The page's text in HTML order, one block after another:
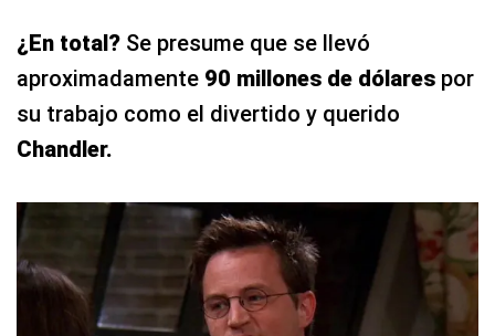
¿En total? Se presume que se llevó
aproximadamente 90 millones de dólares por
su trabajo como el divertido y querido
Chandler.